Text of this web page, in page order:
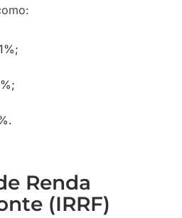
Renda
(IRRF)